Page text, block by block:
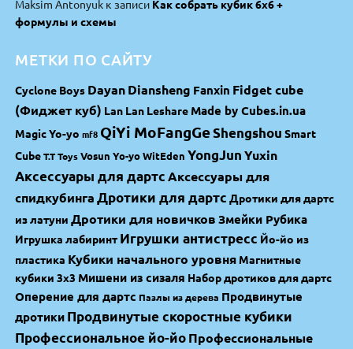
Maksim Antonyuk к записи Как собрать кубик 6х6 +
формулы и схемы
МЕТКИ ПО САЙТУ
Cyclone Boys DayanDiansheng Fanxin Fidget cube
(Фиджет куб) Lan Lan Leshare Made by Cubes.in.ua
Magic Yo-yo mf8 QiYi MoFangGeShengshou Smart
Cube T.T Toys Vosun Yo-yoWitEden YongJun Yuxin
Аксессуары для дартс Аксессуары для
спидкубинга Дротики для дартс Дротики для дартс
из латуни Дротики для новичков Змейки Рубика
Игрушка лабиринт Игрушки антистресс Йо-йо из
пластика Кубики начального уровня Магнитные
кубики 3х3 Мишени из сизаля Набор дротиков для дартс
Оперение для дартс Пазлы из дерева Продвинутые
дротики Продвинутые скоростные кубики
Профессиональное йо-йоПрофессиональные